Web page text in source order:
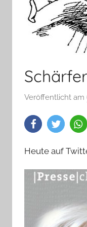
Veröffentlicht am
Heute auf